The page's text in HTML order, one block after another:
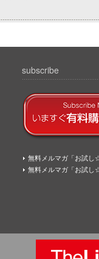
subscribe
無料メルマガ「お試
無料メルマガ「お試